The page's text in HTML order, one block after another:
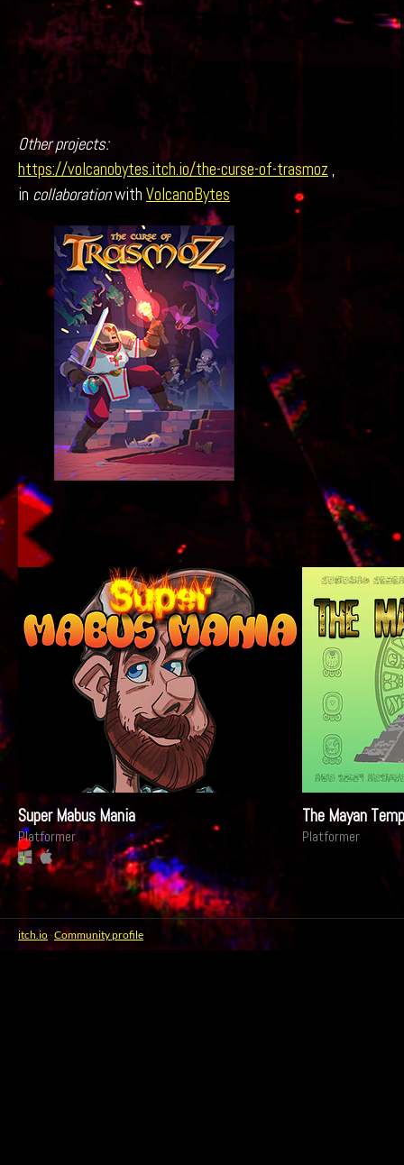
Other projects:
https://volcanobytes.itch.io/the-curse-of-trasmoz ,
in collaborationwith VolcanoBytes
Super Mabus Mania
Platformer
The Mayan
Platformer
itch.io · Community profile